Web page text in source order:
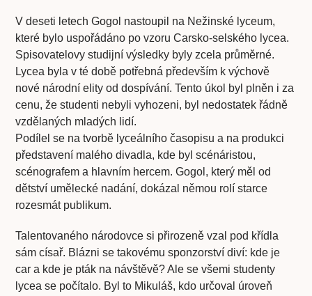
V deseti letech Gogol nastoupil na Nežinské lyceum,
které bylo uspořádáno po vzoru Carsko-selského lycea.
Spisovatelovy studijní výsledky byly zcela průměrné.
Lycea byla v té době potřebná především k výchově
nové národní elity od dospívání. Tento úkol byl plněn i za
cenu, že studenti nebyli vyhozeni, byl nedostatek řádně
vzdělaných mladých lidí.
Podílel se na tvorbě lyceálního časopisu a na produkci
představení malého divadla, kde byl scénáristou,
scénografem a hlavním hercem. Gogol, který měl od
dětství umělecké nadání, dokázal němou rolí starce
rozesmát publikum.
Talentovaného národovce si přirozeně vzal pod křídla
sám císař. Blázni se takovému sponzorství diví: kde je
car a kde je pták na návštěvě? Ale se všemi studenty
lycea se počítalo. Byl to Mikuláš, kdo určoval úroveň